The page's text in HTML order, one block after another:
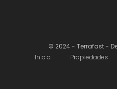
© 2024 - Terrafast -
Inicio
Propiedades